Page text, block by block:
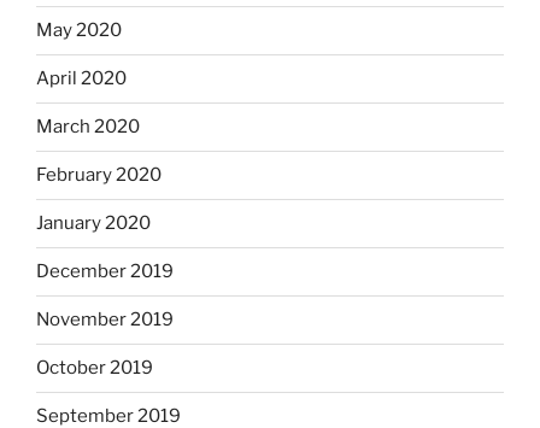
May 2020
April 2020
March 2020
February 2020
January 2020
December 2019
November 2019
October 2019
September 2019